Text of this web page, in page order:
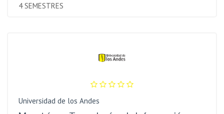
4 SEMESTRES
Universidad de los Andes